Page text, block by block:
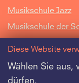
Musikschule Jazz
Musikschule der
Intranet
Diese Website
Wählen Sie aus,
dürfen.